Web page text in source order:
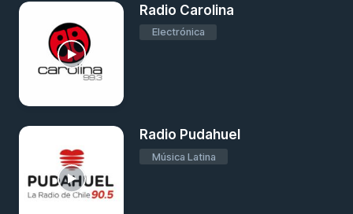
Radio Carolina
Electrónica
Radio Pudahuel
Música Latina